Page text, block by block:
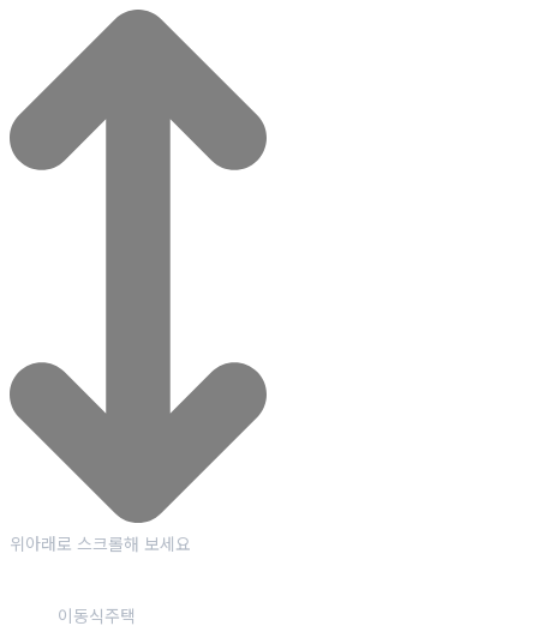
위아래로 스크롤해 보세요
이동식주택